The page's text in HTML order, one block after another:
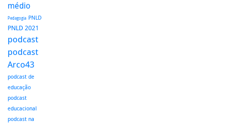
médio
Pedagogia PNLD
PNLD 2021
podcast
podcast
Arco43
podcast de
educação
podcast
educacional
podcast na